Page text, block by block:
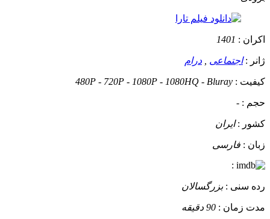
اکران : 1401
ژانر :اجتماعی درام
کیفیت : 480P - 720P - 1080P - 1080HQ - Bluray
حجم : -
کشور :ایران
زبان : فارسی
:
رده سنی :بزرگسالان
مدت زمان : 90 دقیقه